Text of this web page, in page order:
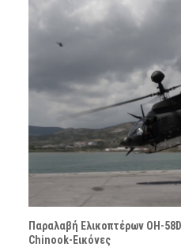
Παραλαβή Ελικοπτέρων OH-
Chinook-Εικόνες